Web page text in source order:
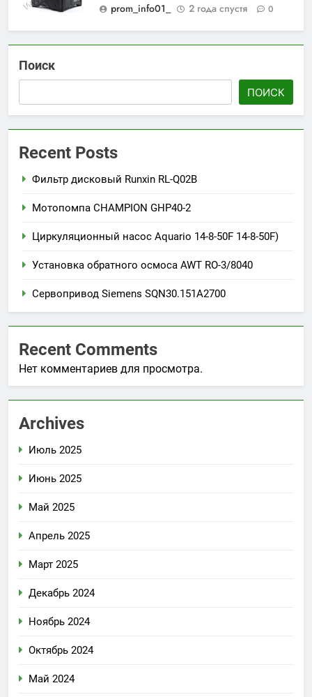
prom_info01_
2 года спустя 0
Поиск
ПОИСК
Recent Posts
Фильтр дисковый Runxin RL-Q02B
Мотопомпа CHAMPION GHP40-2
Циркуляционный насос Aquario 14-8-50F 14-8-50F)
Установка обратного осмоса AWT RO-3/8040
Сервопривод Siemens SQN30.151A2700
Recent Comments
Нет комментариев для просмотра.
Archives
Июль 2025
Июнь 2025
Май 2025
Апрель 2025
Март 2025
Декабрь 2024
Ноябрь 2024
Октябрь 2024
Май 2024